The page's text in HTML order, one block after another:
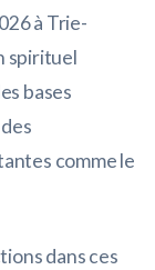
à Trie-
spirituel
bases
comme le
dans ces